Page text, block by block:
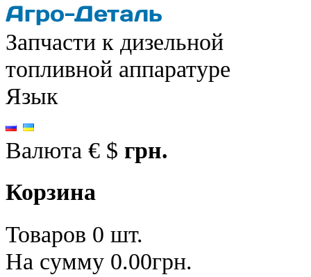
Запчасти к дизельной
топливной аппаратуре
Язык
Валюта € $ грн.
Корзина
Товаров 0 шт.
На сумму 0.00грн.